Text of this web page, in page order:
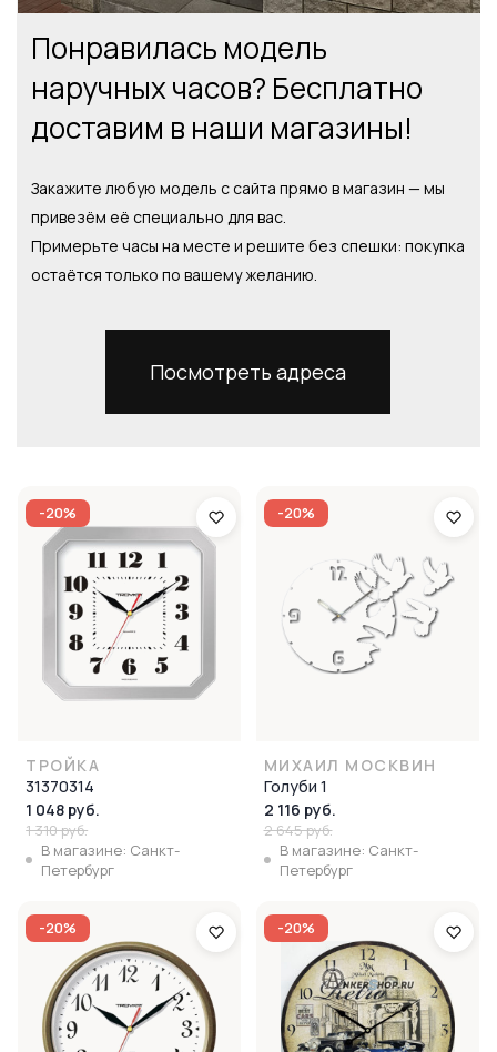
Понравилась модель
наручных часов? Бесплатно
доставим в наши магазины!
Закажите любую модель с сайта прямо в магазин — мы
привезём её специально для вас.
Примерьте часы на месте и решите без спешки: покупка
остаётся только по вашему желанию.
Посмотреть адреса
-20%
ТРОЙКА
31370314
1 048 руб.
1 310 руб.
В магазине: Санкт-
Петербург
-20%
МИХАИЛ МОСКВИН
Голуби 1
2 116 руб.
2 645 руб.
В магазине: Санкт-
Петербург
-20% -20%